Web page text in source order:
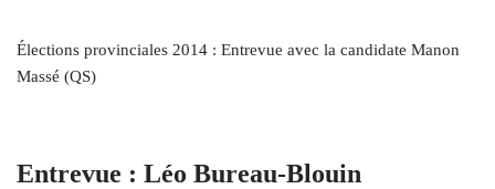
Élections provinciales 2014 : Entrevue avec la candidate Manon
Massé (QS)
Entrevue : Léo Bureau-Blouin